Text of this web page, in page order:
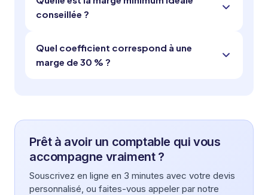
conseillée ?
Quel coefficient correspond à une
marge de 30 % ?
Prêt à avoir un comptable qui vous
accompagne vraiment ?
Souscrivez en ligne en 3 minutes avec votre devis
personnalisé, ou faites-vous appeler par notre